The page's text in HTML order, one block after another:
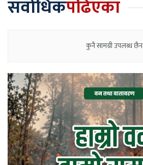
सर्वाधिकपढिएका
कुनै सामग्री उपलब्ध छैन